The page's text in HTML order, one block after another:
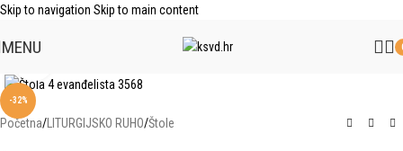
Skip to navigation Skip to main content
MENU
-32%
Početna/LITURGIJSKO RUHO/Štole